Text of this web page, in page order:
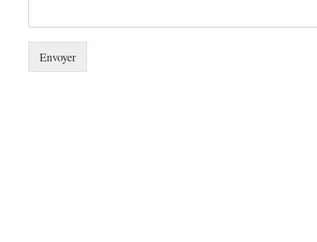
Envoyer